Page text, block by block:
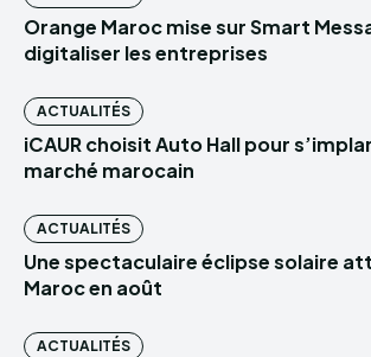
Orange Maroc mise sur Smart
digitaliser les entreprises
ACTUALITÉS
iCAUR choisit Auto Hall pour
marché marocain
ACTUALITÉS
Une spectaculaire éclipse solaire
Maroc en août
ACTUALITÉS